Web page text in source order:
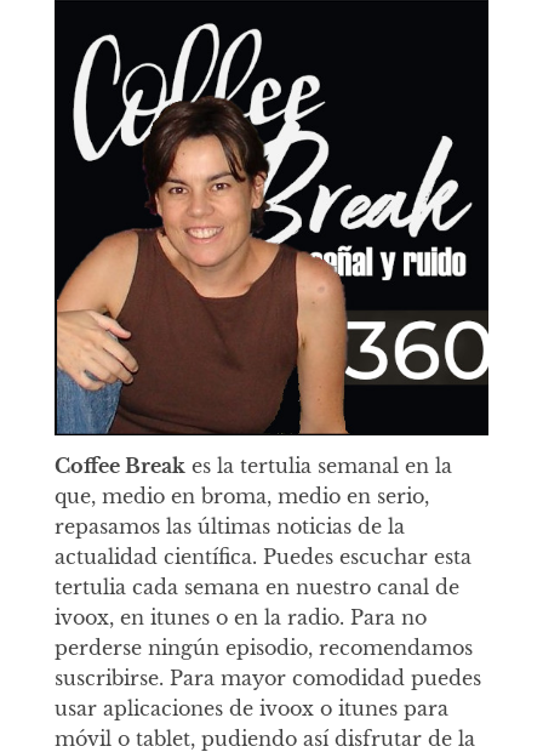
Coffee Break es la tertulia semanal en la
que, medio en broma, medio en serio,
repasamos las últimas noticias de la
actualidad científica. Puedes escuchar esta
tertulia cada semana en nuestro canal de
ivoox, en itunes o en la radio. Para no
perderse ningún episodio, recomendamos
suscribirse. Para mayor comodidad puedes
usar aplicaciones de ivoox o itunes para
móvil o tablet, pudiendo así disfrutar de la